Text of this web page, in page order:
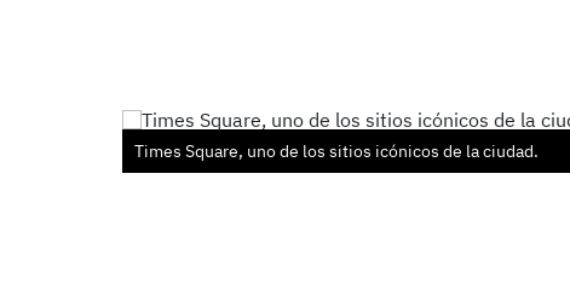
Times Square, uno de los sitios icónicos de la ciudad.